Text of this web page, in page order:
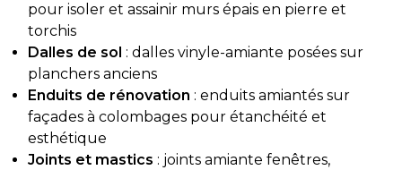
pour isoler et assainir murs épais en pierre et
torchis
Dalles de sol : dalles vinyle-amiante posées sur
planchers anciens
Enduits de rénovation : enduits amiantés sur
façades à colombages pour étanchéité et
esthétique
Joints et mastics : joints amiante fenêtres,